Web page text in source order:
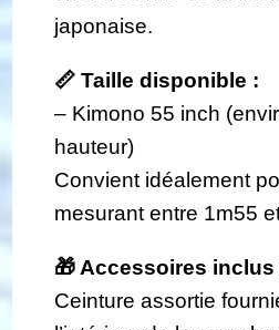
japonaise.
📏 Taille disponible :
– Kimono 55 inch
hauteur)
Convient idéalement
mesurant entre 1m55
🎁 Accessoires inclus
Ceinture assortie